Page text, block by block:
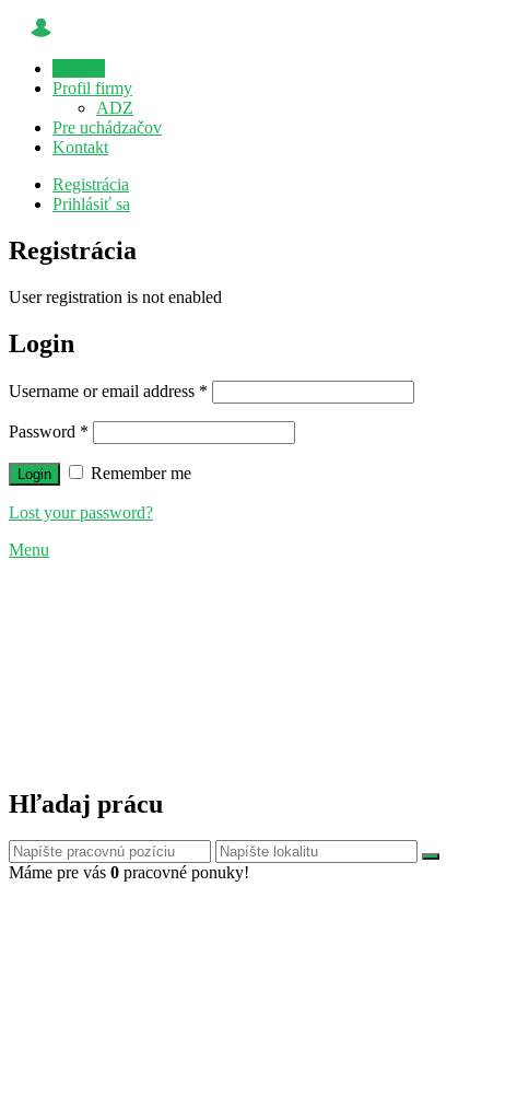
Profil firmy
ADZ
Pre uchádzačov
Kontakt
Registrácia
Prihlásiť sa
Registrácia
User registration is not enabled
Login
Username or email address *
Password *
Remember me
Lost your password?
Menu
Hľadaj prácu
Máme pre vás 0 pracovné ponuky!